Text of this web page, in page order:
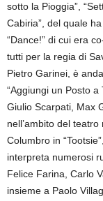
sotto la Pioggia”,
Cabiria”, del quale
“Dance!” di cui era
tutti per la regia di
Pietro Garinei, è
“Aggiungi un Posto
Giulio Scarpati, Max
nell’ambito del
Columbro in
interpreta numerosi
Felice Farina, Carlo
insieme a Paolo